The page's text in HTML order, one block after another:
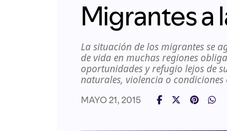
Migrantes a
La situación de los migrantes se
de vida en muchas regiones
oportunidades y refugio lejos de
naturales, violencia o condiciones
MAYO 21, 2015